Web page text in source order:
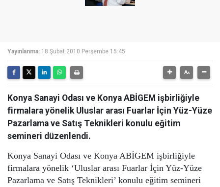
Yayınlanma: 18 Şubat 2010 Perşembe 15:45
Konya Sanayi Odası ve Konya ABİGEM işbirliğiyle
firmalara yönelik Uluslar arası Fuarlar İçin Yüz-Yüze
Pazarlama ve Satış Teknikleri konulu eğitim
semineri düzenlendi.
Konya Sanayi Odası ve Konya ABİGEM işbirliğiyle
firmalara yönelik ‘Uluslar arası Fuarlar İçin Yüz-Yüze
Pazarlama ve Satış Teknikleri’ konulu eğitim semineri